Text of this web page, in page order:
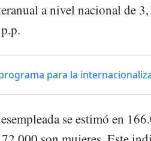
a nivel nacional de
programa para la
se estimó en